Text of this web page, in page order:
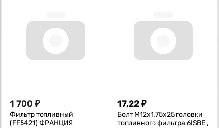
1 700 ₽
Фильтр топливный
(FF5421) ФРАНЦИЯ
17,22₽
Болт M12х1.75х25 головки
топливного фильтра 6ISBE ,